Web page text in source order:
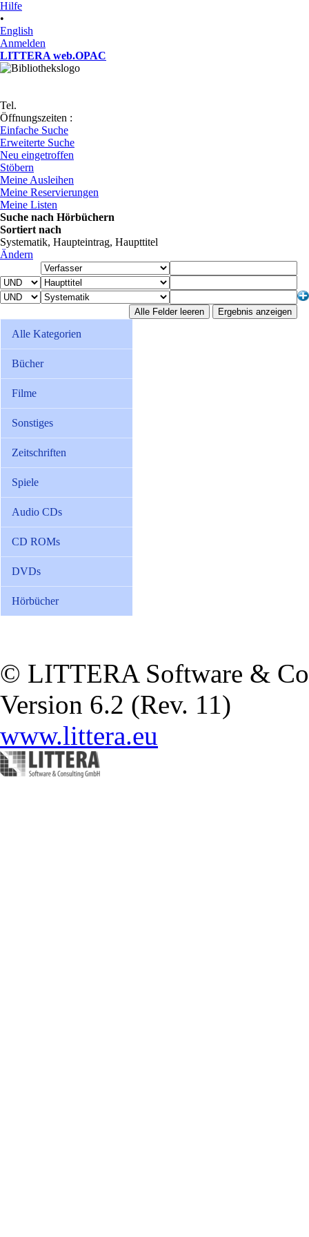
Hilfe
•
English
Anmelden
LITTERA web.OPAC
Tel.
Öffnungszeiten :
Einfache Suche
Erweiterte Suche
Neu eingetroffen
Stöbern
Meine Ausleihen
Meine Reservierungen
Meine Listen
Suche nach Hörbüchern
Sortiert nach
Systematik, Haupteintrag, Haupttitel
Ändern
Alle Kategorien
Bücher
Filme
Sonstiges
Zeitschriften
Spiele
Audio CDs
CD ROMs
DVDs
Hörbücher
© LITTERA Software &
Version 6.2 (Rev. 11)
www.littera.eu